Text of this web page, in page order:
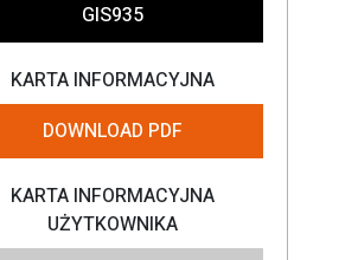
GIS935
KARTA INFORMACYJNA
DOWNLOAD PDF
KARTA INFORMACYJNA
UŻYTKOWNIKA